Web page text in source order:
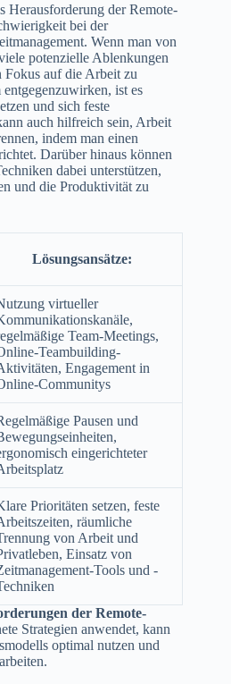
Herausforderung der Remote-
bei der
Wenn man von
potenzielle Ablenkungen
Fokus auf die Arbeit zu
ist es
und sich feste
auch hilfreich sein, Arbeit
indem man einen
Darüber hinaus können
dabei unterstützen,
und die Produktivität zu
Lösungsansätze:
virtueller
Team-Meetings,
Teambuilding-
Engagement in
Communitys
Pausen und
eingerichteter
Prioritäten setzen, feste
räumliche
von Arbeit und
Einsatz von
Tools und -
der Remote-
Strategien anwendet, kann
optimal nutzen und